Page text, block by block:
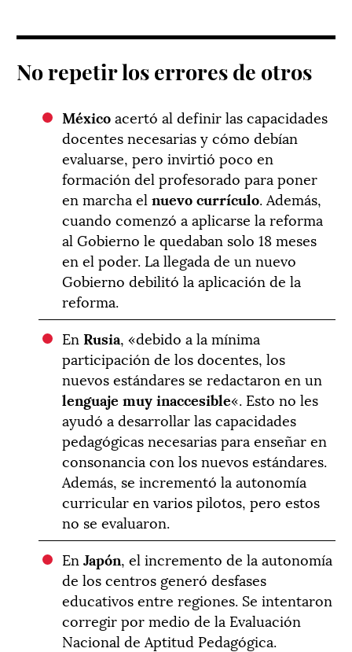
No repetir los errores de otros
Méxicoacertó al definir las capacidades
docentes necesarias y cómo debían
evaluarse, pero invirtió poco en
formación del profesorado para poner
en marcha elnuevo currículo. Además,
cuando comenzó a aplicarse la reforma
al Gobierno le quedaban solo 18 meses
en el poder. La llegada de un nuevo
Gobierno debilitó la aplicación de la
reforma.
EnRusia, «debido a la mínima
participación de los docentes, los
nuevos estándares se redactaron en un
lenguaje muy inaccesible«. Esto no les
ayudó a desarrollar las capacidades
pedagógicas necesarias para enseñar en
consonancia con los nuevos estándares.
Además, se incrementó la autonomía
curricular en varios pilotos, pero estos
no se evaluaron.
EnJapón, el incremento de la autonomía
de los centros generó desfases
educativos entre regiones. Se intentaron
corregir por medio de la Evaluación
Nacional de Aptitud Pedagógica.